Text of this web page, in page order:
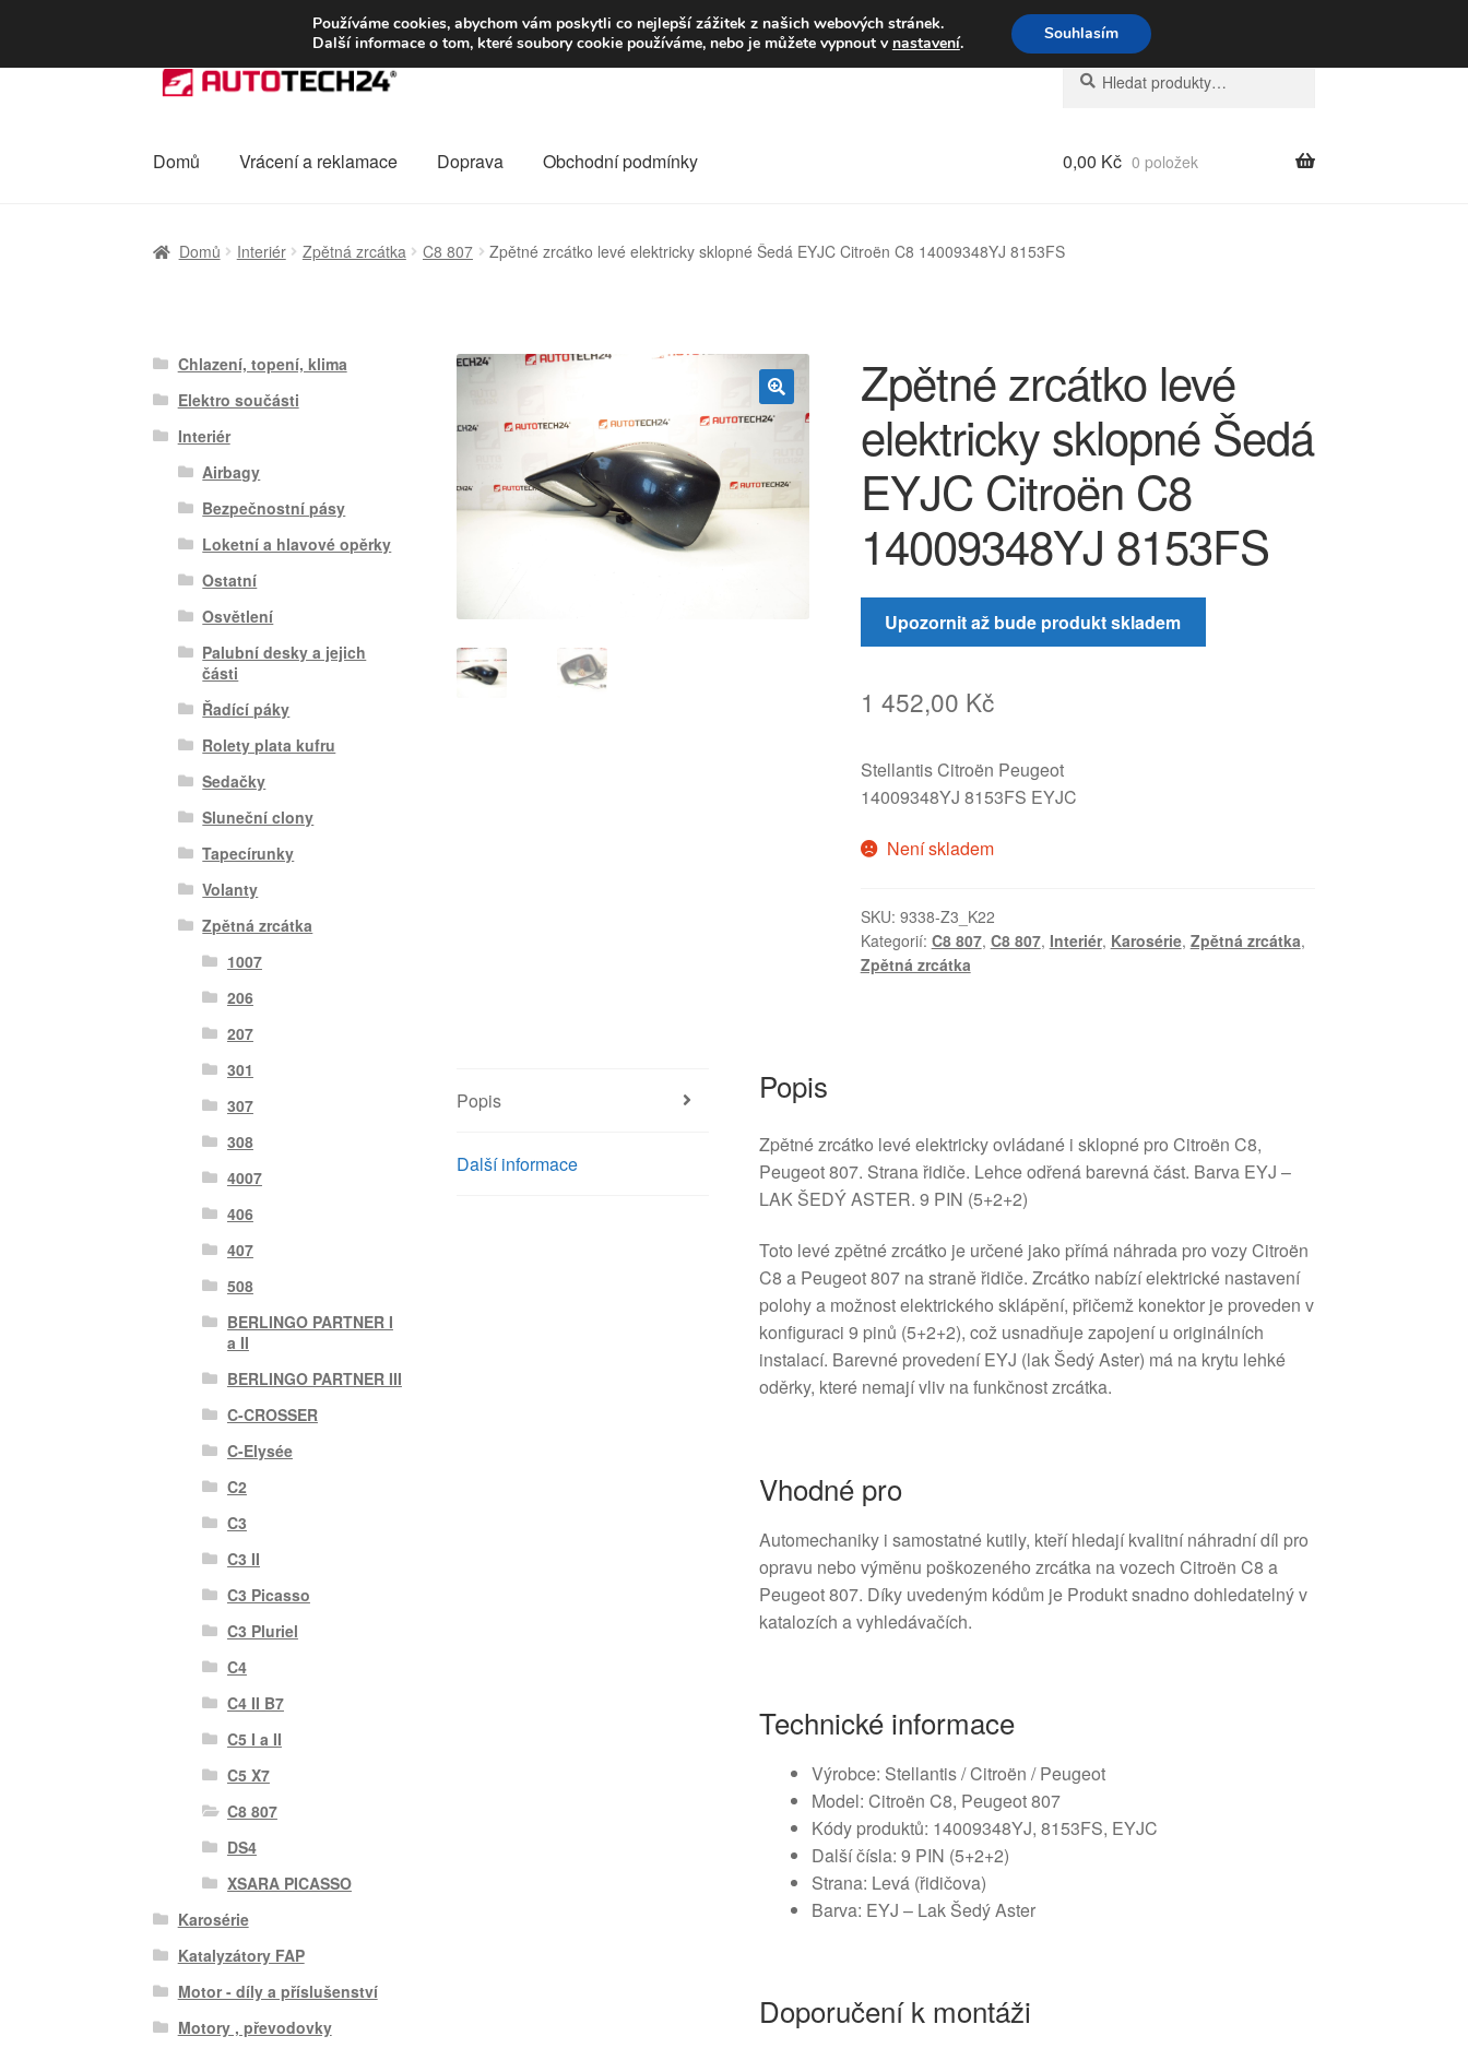
DOPRAVA od 139,-Kč Volejte po-pá 9-16 704 494 494
Přeskočit
na
Přejít
webu
Hledat:
Hledat
Domů Vrácení a reklamace Doprava Obchodní podmínky 0,00 Kč 0 položek
Domů Interiér Zpětná zrcátka C8 807 Zpětné zrcátko levé elektricky sklopné Šedá EYJC Citroën C8 14009348YJ 8153FS
🔍
Zpětné zrcátko levé
elektricky sklopné Šedá
EYJC Citroën C8
14009348YJ 8153FS
Upozornit až bude produkt skladem
1 452,00 Kč
Stellantis Citroën Peugeot
14009348YJ 8153FS EYJC
Není skladem
SKU: 9338-Z3_K22
Kategorií: C8 807, C8 807, Interiér, Karosérie, Zpětná zrcátka,
Zpětná zrcátka
Popis
Další informace
Popis
Zpětné zrcátko levé elektricky ovládané i sklopné pro Citroën C8,
Peugeot 807. Strana řidiče. Lehce odřená barevná část. Barva EYJ –
LAK ŠEDÝ ASTER. 9 PIN (5+2+2)
Toto levé zpětné zrcátko je určené jako přímá náhrada pro vozy Citroën
C8 a Peugeot 807 na straně řidiče. Zrcátko nabízí elektrické nastavení
polohy a možnost elektrického sklápění, přičemž konektor je proveden v
konfiguraci 9 pinů (5+2+2), což usnadňuje zapojení u originálních
instalací. Barevné provedení EYJ (lak Šedý Aster) má na krytu lehké
oděrky, které nemají vliv na funkčnost zrcátka.
Vhodné pro
Automechaniky i samostatné kutily, kteří hledají kvalitní náhradní díl pro
opravu nebo výměnu poškozeného zrcátka na vozech Citroën C8 a
Peugeot 807. Díky uvedeným kódům je Produkt snadno dohledatelný v
katalozích a vyhledávačích.
Technické informace
Výrobce: Stellantis / Citroën / Peugeot
Model: Citroën C8, Peugeot 807
Kódy produktů: 14009348YJ, 8153FS, EYJC
Další čísla: 9 PIN (5+2+2)
Strana: Levá (řidičova)
Barva: EYJ – Lak Šedý Aster
Doporučení k montáži
Chlazení, topení, klima
Elektro součásti
Interiér
Airbagy
Bezpečnostní pásy
Loketní a hlavové opěrky
Ostatní
Osvětlení
Palubní desky a jejich
části
Řadící páky
Rolety plata kufru
Sedačky
Sluneční clony
Tapecírunky
Volanty
Zpětná zrcátka
1007
206
207
301
307
308
4007
406
407
508
BERLINGO PARTNER I
a II
BERLINGO PARTNER III
C-CROSSER
C-Elysée
C2
C3
C3 II
C3 Picasso
C3 Pluriel
C4
C4 II B7
C5 I a II
C5 X7
C8 807
DS4
XSARA PICASSO
Karosérie
Katalyzátory FAP
Motor - díly a příslušenství
Motory , převodovky
Používáme cookies, abychom vám poskytli co nejlepší zážitek z našich webových stránek.
Další informace o tom, které soubory cookie používáme, nebo je můžete vypnout v nastavení. Souhlasím